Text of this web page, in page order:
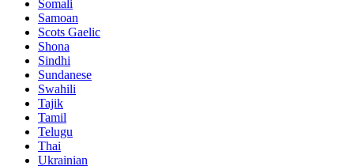
Somali
Samoan
Scots Gaelic
Shona
Sindhi
Sundanese
Swahili
Tajik
Tamil
Telugu
Thai
Ukrainian